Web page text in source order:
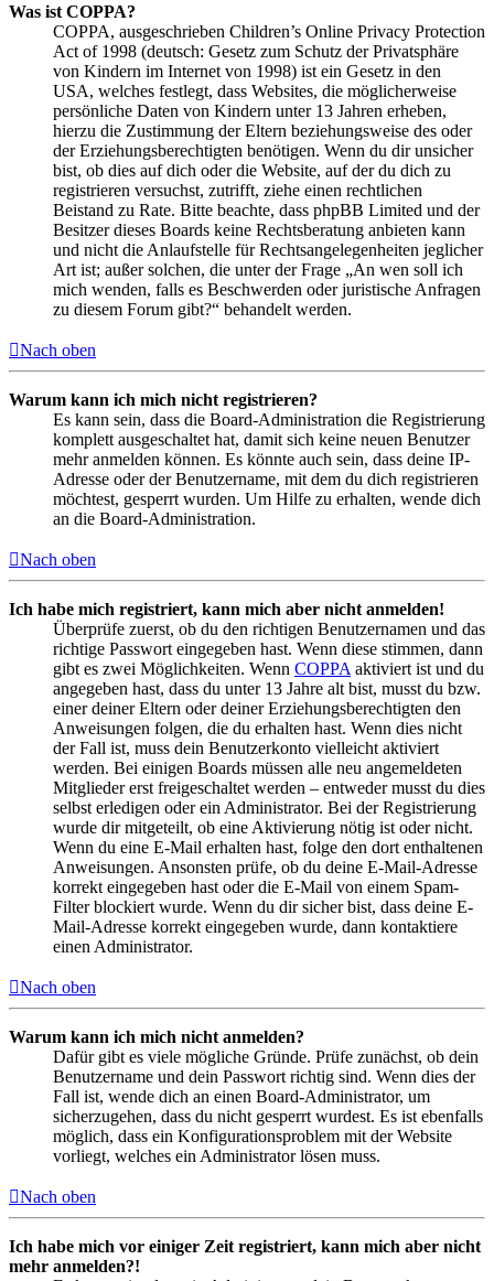
Was ist COPPA?
COPPA, ausgeschrieben Children’s Online Privacy Protection
Act of 1998 (deutsch: Gesetz zum Schutz der Privatsphäre
von Kindern im Internet von 1998) ist ein Gesetz in den
USA, welches festlegt, dass Websites, die möglicherweise
persönliche Daten von Kindern unter 13 Jahren erheben,
hierzu die Zustimmung der Eltern beziehungsweise des oder
der Erziehungsberechtigten benötigen. Wenn du dir unsicher
bist, ob dies auf dich oder die Website, auf der du dich zu
registrieren versuchst, zutrifft, ziehe einen rechtlichen
Beistand zu Rate. Bitte beachte, dass phpBB Limited und der
Besitzer dieses Boards keine Rechtsberatung anbieten kann
und nicht die Anlaufstelle für Rechtsangelegenheiten jeglicher
Art ist; außer solchen, die unter der Frage „An wen soll ich
mich wenden, falls es Beschwerden oder juristische Anfragen
zu diesem Forum gibt?“ behandelt werden.
Nach oben
Warum kann ich mich nicht registrieren?
Es kann sein, dass die Board-Administration die Registrierung
komplett ausgeschaltet hat, damit sich keine neuen Benutzer
mehr anmelden können. Es könnte auch sein, dass deine IP-
Adresse oder der Benutzername, mit dem du dich registrieren
möchtest, gesperrt wurden. Um Hilfe zu erhalten, wende dich
an die Board-Administration.
Nach oben
Ich habe mich registriert, kann mich aber nicht anmelden!
Überprüfe zuerst, ob du den richtigen Benutzernamen und das
richtige Passwort eingegeben hast. Wenn diese stimmen, dann
gibt es zwei Möglichkeiten. Wenn COPPA aktiviert ist und du
angegeben hast, dass du unter 13 Jahre alt bist, musst du bzw.
einer deiner Eltern oder deiner Erziehungsberechtigten den
Anweisungen folgen, die du erhalten hast. Wenn dies nicht
der Fall ist, muss dein Benutzerkonto vielleicht aktiviert
werden. Bei einigen Boards müssen alle neu angemeldeten
Mitglieder erst freigeschaltet werden – entweder musst du dies
selbst erledigen oder ein Administrator. Bei der Registrierung
wurde dir mitgeteilt, ob eine Aktivierung nötig ist oder nicht.
Wenn du eine E-Mail erhalten hast, folge den dort enthaltenen
Anweisungen. Ansonsten prüfe, ob du deine E-Mail-Adresse
korrekt eingegeben hast oder die E-Mail von einem Spam-
Filter blockiert wurde. Wenn du dir sicher bist, dass deine E-
Mail-Adresse korrekt eingegeben wurde, dann kontaktiere
einen Administrator.
Nach oben
Warum kann ich mich nicht anmelden?
Dafür gibt es viele mögliche Gründe. Prüfe zunächst, ob dein
Benutzername und dein Passwort richtig sind. Wenn dies der
Fall ist, wende dich an einen Board-Administrator, um
sicherzugehen, dass du nicht gesperrt wurdest. Es ist ebenfalls
möglich, dass ein Konfigurationsproblem mit der Website
vorliegt, welches ein Administrator lösen muss.
Nach oben
Ich habe mich vor einiger Zeit registriert, kann mich aber nicht
mehr anmelden?!